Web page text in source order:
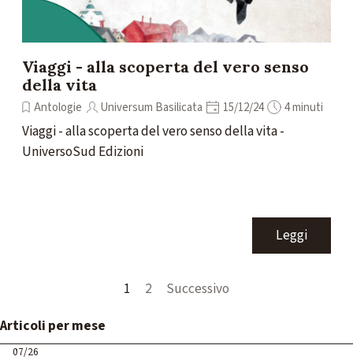
Viaggi - alla scoperta del vero senso
della vita
Antologie Universum Basilicata 15/12/24 4 minuti
Viaggi - alla scoperta del vero senso della vita -
UniversoSud Edizioni
Leggi
Pagina corrente:
1 Vai a pagina:
2
Successivo
Salta blocco Articoli per mese
Articoli per mese
07/26